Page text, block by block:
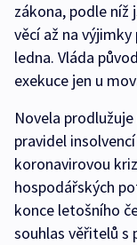
zákona, podle níž
věcí až na
ledna. Vláda
exekuce jen u
Novela
pravidel
koronavirovou
hospodářských
konce letošního
souhlas věřitelů s